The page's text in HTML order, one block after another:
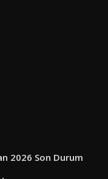
2026 Son Durum